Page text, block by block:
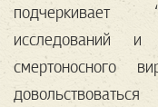
подчеркивает
исследований и
смертоносного